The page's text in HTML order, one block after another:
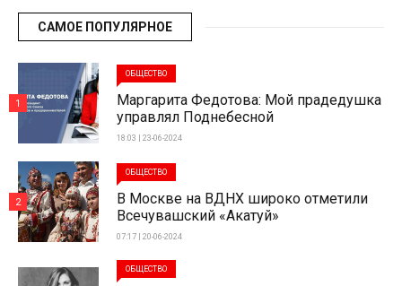
САМОЕ ПОПУЛЯРНОЕ
ОБЩЕСТВО
Маргарита Федотова: Мой прадедушка
управлял Поднебесной
18:03 | 23-06-2024
1
ОБЩЕСТВО
В Москве на ВДНХ широко отметили
Всечувашский «Акатуй»
07:17 | 20-06-2024
2
ОБЩЕСТВО